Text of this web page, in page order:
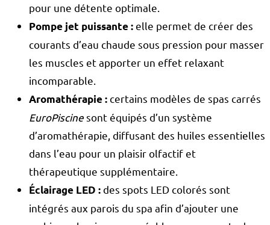
pour une détente optimale.
Pompe jet puissante :elle permet de créer des
courants d’eau chaude sous pression pour masser
les muscles et apporter un effet relaxant
incomparable.
Aromathérapie :certains modèles de spas carrés
EuroPiscinesont équipés d’un système
d’aromathérapie, diffusant des huiles essentielles
dans l’eau pour un plaisir olfactif et
thérapeutique supplémentaire.
Éclairage LED :des spots LED colorés sont
intégrés aux parois du spa afin d’ajouter une